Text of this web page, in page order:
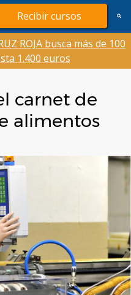
Recibir cursos
ROJA busca más de 100
1.400 euros
carnet de
alimentos